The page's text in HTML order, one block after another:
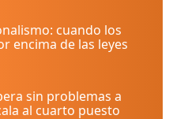
cuando los
encima de las leyes
sin problemas a
al cuarto puesto